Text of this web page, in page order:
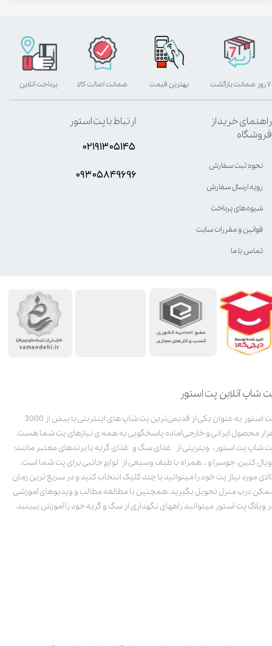
شاپ آنلاین پت استور
پت استور به عنوان یکی از قدیمی‌ترین پت شاپ های اینترنتی با بیش از 3000
محصول ایرانی و خارجی آماده پاسخگویی به همه ی نیازهای پت شما هست.
شاپ پت استور، ویترینی از غذای سگ و غذای گربه با برندهای معتبر مانند:
کنین، جوسرا و .. همراه با طیف وسیعی از لوازم جانبی برای پت شما است.
مورد نیاز پت خود را میتوانید با چند کلیک انتخاب کنید و در سریع ترین زمان
درب منزل تحویل بگیرید. همچنین با مطالعه مطالب و ویدیوهای آموزشی
وبلاگ پت استور میتوانید راههای نگهداری از سگ و گربه خود را آموزش ببینید.
بهترین قیمت پرداخت آنلاین ۷ روز ضمانت بازگشت ضمانت اصالت کالا
راهنمای خرید از
فروشگاه
نحوه ثبت سفارش
رویه ارسال سفارش
شیوه‌های پرداخت
قوانین و مقررات سایت
تماس با ما
ارتباط با پت استور
۰۲۱۹۱۳۰۵۱۴۵
۰۹۳۰۵8۴9696